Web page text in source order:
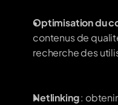
Optimisation du
contenus de
recherche des
Netlinking :